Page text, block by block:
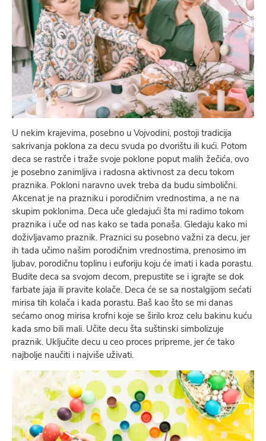
U nekim krajevima, posebno u Vojvodini, postoji tradicija
sakrivanja poklona za decu svuda po dvorištu ili kući. Potom
deca se rastrče i traže svoje poklone poput malih žečića, ovo
je posebno zanimljiva i radosna aktivnost za decu tokom
praznika. Pokloni naravno uvek treba da budu simbolični.
Akcenat je na prazniku i porodičnim vrednostima, a ne na
skupim poklonima. Deca uče gledajući šta mi radimo tokom
praznika i uče od nas kako se tada ponaša. Gledaju kako mi
doživljavamo praznik. Praznici su posebno važni za decu, jer
ih tada učimo našim porodičnim vrednostima, prenosimo im
ljubav, porodičnu toplinu i euforiju koju će imati i kada porastu.
Budite deca sa svojom decom, prepustite se i igrajte se dok
farbate jaja ili pravite kolače. Deca će se sa nostalgijom sećati
mirisa tih kolača i kada porastu. Baš kao što se mi danas
sećamo onog mirisa krofni koje se širilo kroz celu bakinu kuću
kada smo bili mali. Učite decu šta suštinski simbolizuje
praznik. Uključite decu u ceo proces pripreme, jer će tako
najbolje naučiti i najviše uživati.